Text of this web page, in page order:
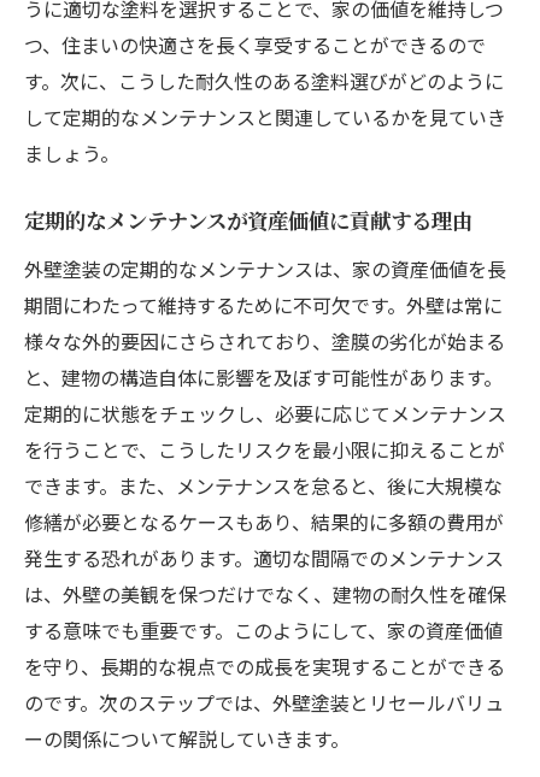
外壁塗装で見込めるリターンの評価
外壁塗装が未来のライフスタイルに貢献す
る方法
外壁塗装で築く安心の住まいと持続可能な生活
持続可能な外壁塗装の選び方
環境負荷の少ない塗料の選択
外壁塗装による地球に優しい住まいづくり
家族の健康を守る外壁塗装の重要性
持続可能な生活を支える外壁塗装
外壁塗装の進化がもたらす暮らしの変革
革新的な外壁塗装技術の展開
外壁塗装で実現する新しい暮らし
未来の住まいを変える外壁塗装の力
外壁塗装が住宅デザインに与える影響
次世代の外壁塗装と暮らしの変化
外壁塗装が可能にするライフスタイルの変
革
うに適切な塗料を選択することで、家の価値を維持しつ
つ、住まいの快適さを長く享受することができるので
す。次に、こうした耐久性のある塗料選びがどのように
して定期的なメンテナンスと関連しているかを見ていき
ましょう。
定期的なメンテナンスが資産価値に貢献する理由
外壁塗装の定期的なメンテナンスは、家の資産価値を長
期間にわたって維持するために不可欠です。外壁は常に
様々な外的要因にさらされており、塗膜の劣化が始まる
と、建物の構造自体に影響を及ぼす可能性があります。
定期的に状態をチェックし、必要に応じてメンテナンス
を行うことで、こうしたリスクを最小限に抑えることが
できます。また、メンテナンスを怠ると、後に大規模な
修繕が必要となるケースもあり、結果的に多額の費用が
発生する恐れがあります。適切な間隔でのメンテナンス
は、外壁の美観を保つだけでなく、建物の耐久性を確保
する意味でも重要です。このようにして、家の資産価値
を守り、長期的な視点での成長を実現することができる
のです。次のステップでは、外壁塗装とリセールバリュ
ーの関係について解説していきます。